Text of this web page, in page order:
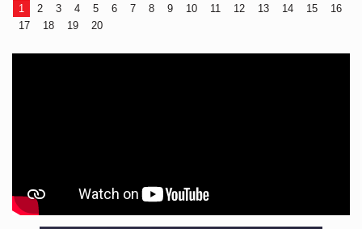
1 2 3 4 5 6 7 8 9 10 11 12 13 14 15
16
17
18 19 20